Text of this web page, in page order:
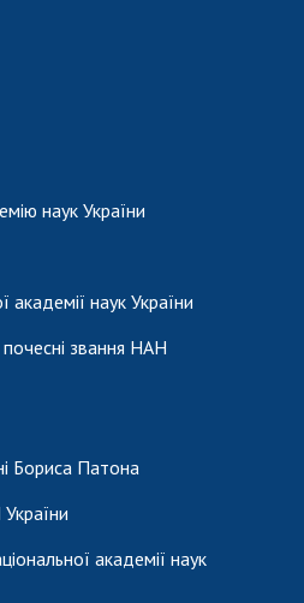
наук України
академії наук України
звання НАН
Бориса Патона
академії наук